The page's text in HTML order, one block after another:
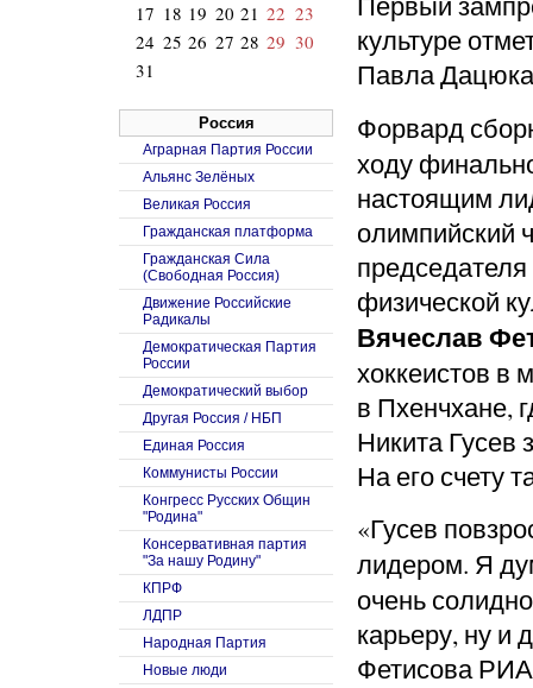
культуре
Павла Дацюка
Форвард
ходу
настоящим
олимпийский
физической
Вячеслав
хоккеистов в
в Пхенчхане,
Никита Гусев
На его счету
«Гусев
лидером. Я
очень
карьеру, ну и
Фетисова
17 18 19 20 21 22 23
24 25 26 27 28 29 30
31
Россия
Аграрная Партия России
Альянс Зелёных
Великая Россия
Гражданская платформа
Гражданская Сила
(Свободная Россия)
Движение Российские
Радикалы
Демократическая Партия
России
Демократический выбор
Другая Россия / НБП
Единая Россия
Коммунисты России
Конгресс Русских Общин
"Родина"
Консервативная партия
"За нашу Родину"
КПРФ
ЛДПР
Народная Партия
Новые люди